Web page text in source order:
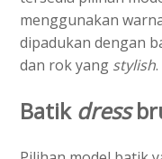
menggunakan
dipadukan dengan
dan rok yang stylish.
Batik dress